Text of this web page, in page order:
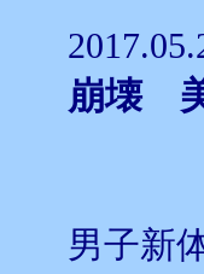
崩壊
男子新